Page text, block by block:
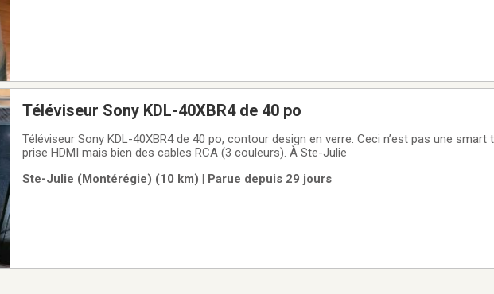
Téléviseur Sony KDL-40XBR4 de 40 po
Téléviseur Sony KDL-40XBR4 de 40 po, contour design en verre. Ceci n’est pas une smart tv et n’a pas de
prise HDMI mais bien des cables RCA (3 couleurs). À Ste-Julie
Ste-Julie (Montérégie) (10 km) | Parue depuis 29 jours